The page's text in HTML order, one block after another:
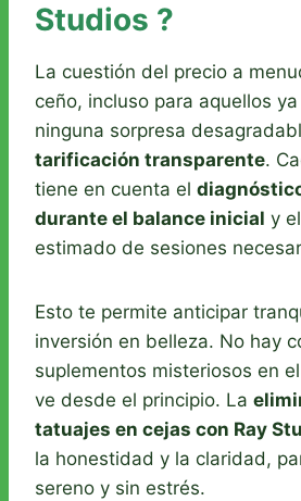
Studios ?
La cuestión del precio a
ceño, incluso para aquellos
ninguna sorpresa
tarificación transparente.
tiene en cuenta el
durante el balance inicial y
estimado de sesiones
Esto te permite anticipar
inversión en belleza. No hay
suplementos misteriosos en
ve desde el principio. La
tatuajes en cejas con Ray
la honestidad y la claridad,
sereno y sin estrés.